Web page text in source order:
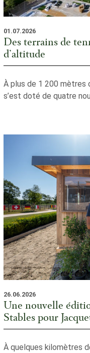
01.07.2026
Des terrains de
d’altitude
À plus de 1 200 mètres
s’est doté de quatre
26.06.2026
Une nouvelle
Stables pour
À quelques kilomètres